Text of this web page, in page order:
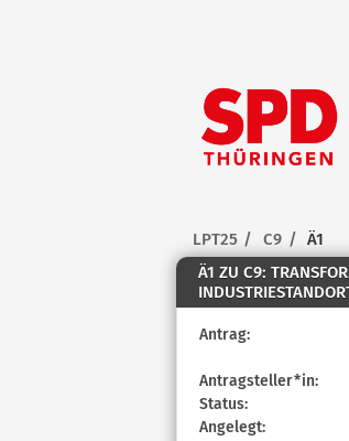
Startseite
LPT25 C9
Ä1
Ä1 ZU C9:
Diese
beschreibt
den
Status,
Antrag:
Antragsteller*in:
Status:
Angelegt: